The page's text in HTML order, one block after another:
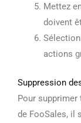
Mettez
doivent
actions
Suppression
Pour
de FooSales, il